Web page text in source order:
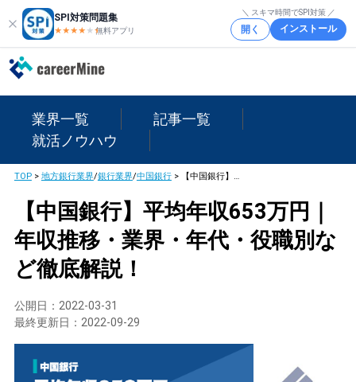
SPI対策問題集
★★★★ ★★
無料アプリ
＼ スキマ時間でSPI対策 ／
開く インストール
業界一覧
記事一覧
就活ノウハウ
TOP> 地方銀行業界/銀行業界/中国銀行> 【中国銀行】平均年収653万円｜年収推移・業界・年代・役職別など徹底解説！
【中国銀行】平均年収653万円｜
年収推移・業界・年代・役職別な
ど徹底解説！
公開日： 2022-03-31
最終更新日： 2022-09-29